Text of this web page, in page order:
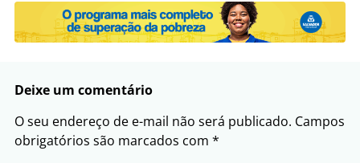
Deixe um comentário
O seu endereço de e-mail não será publicado. Campos
obrigatórios são marcados com *